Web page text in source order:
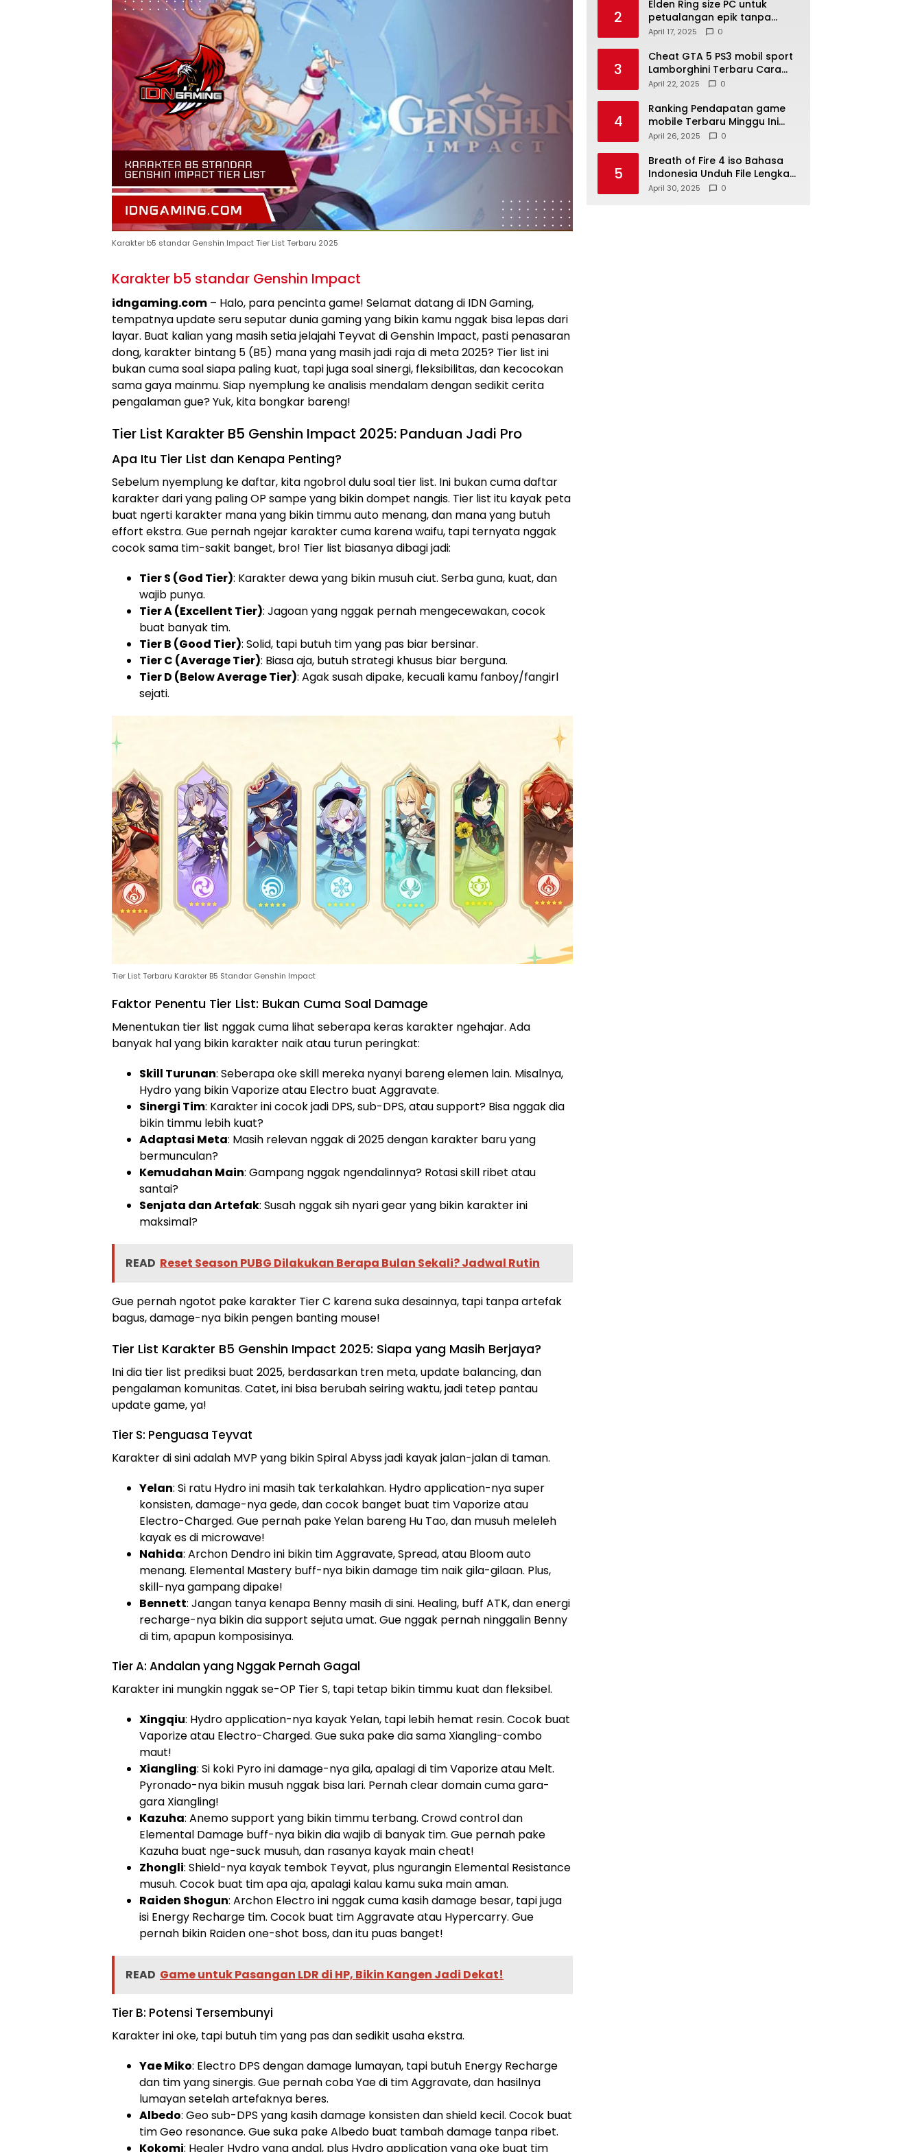
Karakter b5 standar Genshin Impact Tier List Terbaru 2025
Karakter b5 standar Genshin Impact
idngaming.com – Halo, para pencinta game! Selamat datang di IDN Gaming,
tempatnya update seru seputar dunia gaming yang bikin kamu nggak bisa lepas dari
layar. Buat kalian yang masih setia jelajahi Teyvat di Genshin Impact, pasti penasaran
dong, karakter bintang 5 (B5) mana yang masih jadi raja di meta 2025? Tier list ini
bukan cuma soal siapa paling kuat, tapi juga soal sinergi, fleksibilitas, dan kecocokan
sama gaya mainmu. Siap nyemplung ke analisis mendalam dengan sedikit cerita
pengalaman gue? Yuk, kita bongkar bareng!
Tier List Karakter B5 Genshin Impact 2025: Panduan Jadi Pro
Apa Itu Tier List dan Kenapa Penting?
Sebelum nyemplung ke daftar, kita ngobrol dulu soal tier list. Ini bukan cuma daftar
karakter dari yang paling OP sampe yang bikin dompet nangis. Tier list itu kayak peta
buat ngerti karakter mana yang bikin timmu auto menang, dan mana yang butuh
effort ekstra. Gue pernah ngejar karakter cuma karena waifu, tapi ternyata nggak
cocok sama tim-sakit banget, bro! Tier list biasanya dibagi jadi:
Tier S (God Tier): Karakter dewa yang bikin musuh ciut. Serba guna, kuat, dan
wajib punya.
Tier A (Excellent Tier): Jagoan yang nggak pernah mengecewakan, cocok
buat banyak tim.
Tier B (Good Tier): Solid, tapi butuh tim yang pas biar bersinar.
Tier C (Average Tier): Biasa aja, butuh strategi khusus biar berguna.
Tier D (Below Average Tier): Agak susah dipake, kecuali kamu fanboy/fangirl
sejati.
Tier List Terbaru Karakter B5 Standar Genshin Impact
Faktor Penentu Tier List: Bukan Cuma Soal Damage
Menentukan tier list nggak cuma lihat seberapa keras karakter ngehajar. Ada
banyak hal yang bikin karakter naik atau turun peringkat:
Skill Turunan: Seberapa oke skill mereka nyanyi bareng elemen lain. Misalnya,
Hydro yang bikin Vaporize atau Electro buat Aggravate.
Sinergi Tim: Karakter ini cocok jadi DPS, sub-DPS, atau support? Bisa nggak dia
bikin timmu lebih kuat?
Adaptasi Meta: Masih relevan nggak di 2025 dengan karakter baru yang
bermunculan?
Kemudahan Main: Gampang nggak ngendalinnya? Rotasi skill ribet atau
santai?
Senjata dan Artefak: Susah nggak sih nyari gear yang bikin karakter ini
maksimal?
READ Reset Season PUBG Dilakukan Berapa Bulan Sekali? Jadwal Rutin
Gue pernah ngotot pake karakter Tier C karena suka desainnya, tapi tanpa artefak
bagus, damage-nya bikin pengen banting mouse!
Tier List Karakter B5 Genshin Impact 2025: Siapa yang Masih Berjaya?
Ini dia tier list prediksi buat 2025, berdasarkan tren meta, update balancing, dan
pengalaman komunitas. Catet, ini bisa berubah seiring waktu, jadi tetep pantau
update game, ya!
Tier S: Penguasa Teyvat
Karakter di sini adalah MVP yang bikin Spiral Abyss jadi kayak jalan-jalan di taman.
Yelan: Si ratu Hydro ini masih tak terkalahkan. Hydro application-nya super
konsisten, damage-nya gede, dan cocok banget buat tim Vaporize atau
Electro-Charged. Gue pernah pake Yelan bareng Hu Tao, dan musuh meleleh
kayak es di microwave!
Nahida: Archon Dendro ini bikin tim Aggravate, Spread, atau Bloom auto
menang. Elemental Mastery buff-nya bikin damage tim naik gila-gilaan. Plus,
skill-nya gampang dipake!
Bennett: Jangan tanya kenapa Benny masih di sini. Healing, buff ATK, dan energi
recharge-nya bikin dia support sejuta umat. Gue nggak pernah ninggalin Benny
di tim, apapun komposisinya.
Tier A: Andalan yang Nggak Pernah Gagal
Karakter ini mungkin nggak se-OP Tier S, tapi tetap bikin timmu kuat dan fleksibel.
Xingqiu: Hydro application-nya kayak Yelan, tapi lebih hemat resin. Cocok buat
Vaporize atau Electro-Charged. Gue suka pake dia sama Xiangling-combo
maut!
Xiangling: Si koki Pyro ini damage-nya gila, apalagi di tim Vaporize atau Melt.
Pyronado-nya bikin musuh nggak bisa lari. Pernah clear domain cuma gara-
gara Xiangling!
Kazuha: Anemo support yang bikin timmu terbang. Crowd control dan
Elemental Damage buff-nya bikin dia wajib di banyak tim. Gue pernah pake
Kazuha buat nge-suck musuh, dan rasanya kayak main cheat!
Zhongli: Shield-nya kayak tembok Teyvat, plus ngurangin Elemental Resistance
musuh. Cocok buat tim apa aja, apalagi kalau kamu suka main aman.
Raiden Shogun: Archon Electro ini nggak cuma kasih damage besar, tapi juga
isi Energy Recharge tim. Cocok buat tim Aggravate atau Hypercarry. Gue
pernah bikin Raiden one-shot boss, dan itu puas banget!
READ Game untuk Pasangan LDR di HP, Bikin Kangen Jadi Dekat!
Tier B: Potensi Tersembunyi
Karakter ini oke, tapi butuh tim yang pas dan sedikit usaha ekstra.
Yae Miko: Electro DPS dengan damage lumayan, tapi butuh Energy Recharge
dan tim yang sinergis. Gue pernah coba Yae di tim Aggravate, dan hasilnya
lumayan setelah artefaknya beres.
Albedo: Geo sub-DPS yang kasih damage konsisten dan shield kecil. Cocok buat
tim Geo resonance. Gue suka pake Albedo buat tambah damage tanpa ribet.
Kokomi: Healer Hydro yang andal, plus Hydro application yang oke buat tim
2
Elden Ring size PC untuk
petualangan epik tanpa
hambatan
April 17, 2025 0
3
Cheat GTA 5 PS3 mobil sport
Lamborghini Terbaru Cara
Mudah Dapatnya
April 22, 2025 0
4
Ranking Pendapatan game
mobile Terbaru Minggu Ini
Global Data Teratas
April 26, 2025 0
5
Breath of Fire 4 iso Bahasa
Indonesia Unduh File Lengkap
di Sini
April 30, 2025 0